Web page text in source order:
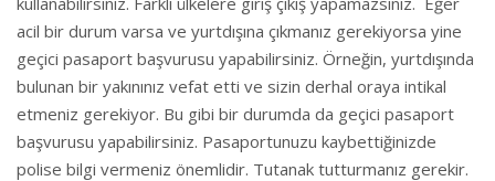
acil bir durum varsa ve yurtdışına çıkmanız gerekiyorsa yine
geçici pasaport başvurusu yapabilirsiniz. Örneğin, yurtdışında
bulunan bir yakınınız vefat etti ve sizin derhal oraya intikal
etmeniz gerekiyor. Bu gibi bir durumda da geçici pasaport
başvurusu yapabilirsiniz. Pasaportunuzu kaybettiğinizde
polise bilgi vermeniz önemlidir. Tutanak tutturmanız gerekir.